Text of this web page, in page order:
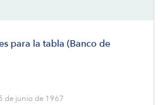
para la tabla (Banco de
de junio de 1967